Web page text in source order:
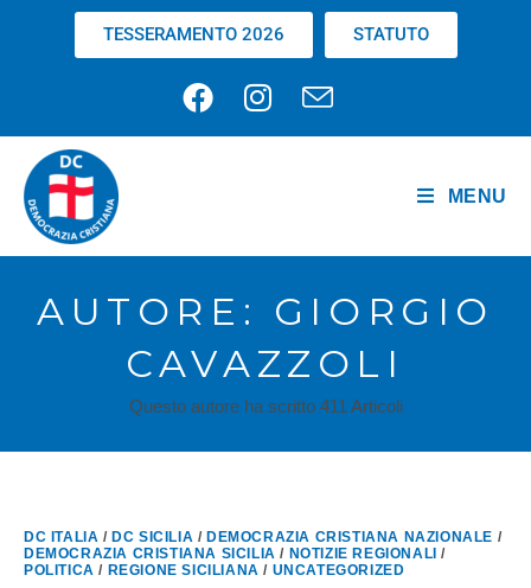
TESSERAMENTO 2026 STATUTO
MENU
AUTORE: GIORGIO
CAVAZZOLI
Questo autore ha scritto 411 Articoli
DC ITALIA / DC SICILIA / DEMOCRAZIA CRISTIANA NAZIONALE /
DEMOCRAZIA CRISTIANA SICILIA / NOTIZIE REGIONALI /
POLITICA / REGIONE SICILIANA / UNCATEGORIZED